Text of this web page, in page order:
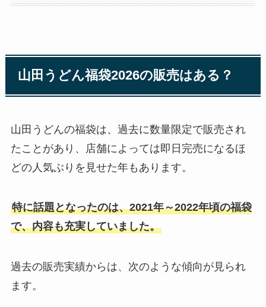
山田うどん福袋2026の販売はある？
山田うどんの福袋は、過去に数量限定で販売され
たことがあり、店舗によっては即日完売になるほ
どの人気ぶりを見せた年もあります。
特に話題となったのは、2021年～2022年頃の福袋
で、内容も充実していました。
過去の販売実績からは、次のような傾向が見られ
ます。